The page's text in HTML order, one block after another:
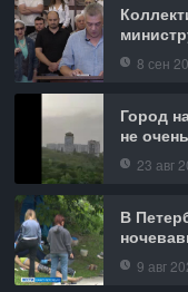
8 сен
Город
не
23 авг
В
9 авг